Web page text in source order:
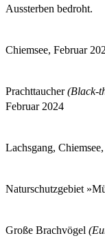
Aussterben bedroht.
Chiemsee, Februar
Prachttaucher(Black-
Februar 2024
Lachsgang,
Naturschutzgebiet
Große Brachvögel